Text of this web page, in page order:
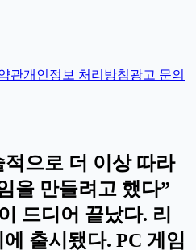
관개인정보 처리방침광고 문의
으로 더 이상 따라
을 만들려고 했다”
드디어 끝났다. 리
출시됐다. PC 게임